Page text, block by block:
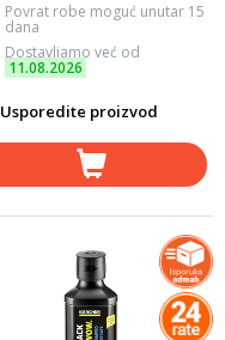
Povrat robe moguć unutar 15
dana
Dostavljamo već od
11.08.2026
Usporedite proizvod